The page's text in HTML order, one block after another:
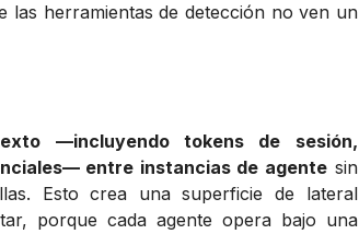
herramientas de detección no ven un
—incluyendo tokens de sesión,
entre instancias de agente sin
Esto crea una superficie de lateral
porque cada agente opera bajo una